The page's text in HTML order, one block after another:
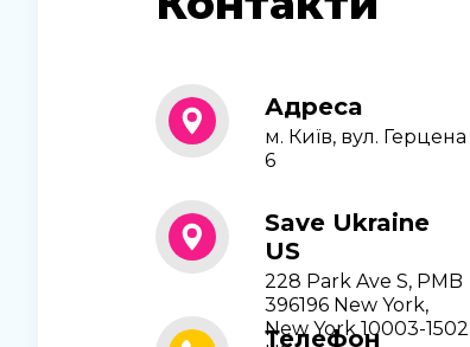
Адреса
м. Київ, вул. Герцена
6
Save Ukraine
US
228 Park Ave S, PMB
396196 New York,
New York 10003-1502
Телефон